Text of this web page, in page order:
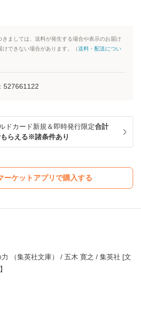
ましては、送料が発生する場合や表示のお届け
けできない場合があります。（送料・配送につい
527661122
ドカード新規＆即時発行限定合計
らえる※諸条件あり
ーケットアプリで購入する
（集英社文庫） / 五木 寛之 / 集英社 [文